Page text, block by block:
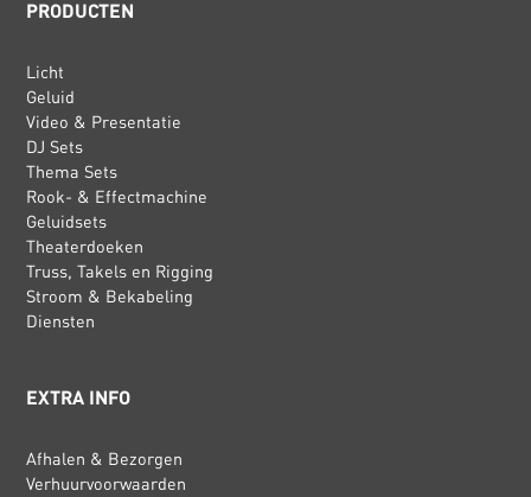
PRODUCTEN
Licht
Geluid
Video & Presentatie
DJ Sets
Thema Sets
Rook- & Effectmachine
Geluidsets
Theaterdoeken
Truss, Takels en Rigging
Stroom & Bekabeling
Diensten
EXTRA INFO
Afhalen & Bezorgen
Verhuurvoorwaarden